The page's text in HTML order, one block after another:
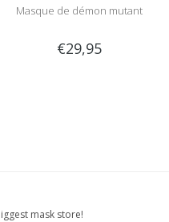
Masque de démon mutant
€29,95
mask store!